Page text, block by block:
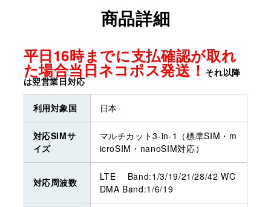
商品詳細
平日16時までに支払確認が取れ
た場合当日ネコポス発送！ それ以降
は翌営業日対応
利用対象国 日本
対応SIMサ
イズ
マルチカット3-in-1（標準SIM・m
icroSIM・nanoSIM対応）
対応周波数
LTE Band:1/3/19/21/28/42 WC
DMA Band:1/6/19